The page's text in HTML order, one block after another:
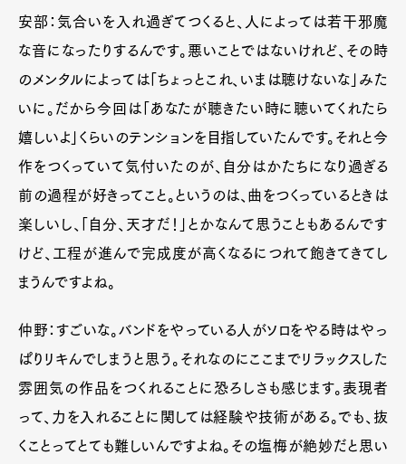
安部：気合いを入れ過ぎてつくると、人によっては若干邪魔
な音になったりするんです。悪いことではないけれど、その時
のメンタルによっては「ちょっとこれ、いまは聴けないな」みた
いに。だから今回は「あなたが聴きたい時に聴いてくれたら
嬉しいよ」くらいのテンションを目指していたんです。それと今
作をつくっていて気付いたのが、自分はかたちになり過ぎる
前の過程が好きってこと。というのは、曲をつくっているときは
楽しいし、「自分、天才だ！」とかなんて思うこともあるんです
けど、工程が進んで完成度が高くなるにつれて飽きてきてし
まうんですよね。
仲野：すごいな。バンドをやっている人がソロをやる時はやっ
ぱりリキんでしまうと思う。それなのにここまでリラックスした
雰囲気の作品をつくれることに恐ろしさも感じます。表現者
って、力を入れることに関しては経験や技術がある。でも、抜
くことってとても難しいんですよね。その塩梅が絶妙だと思い